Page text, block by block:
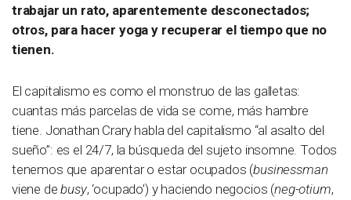
trabajar un rato, aparentemente desconectados;
otros, para hacer yoga y recuperar el tiempo que no
tienen.
El capitalismo es como el monstruo de las galletas:
cuantas más parcelas de vida se come, más hambre
tiene. Jonathan Crary habla del capitalismo “al asalto del
sueño”: es el 24/7, la búsqueda del sujeto insomne. Todos
tenemos que aparentar o estar ocupados (businessman
viene debusy, ‘ocupado’) y haciendo negocios (neg-otium,